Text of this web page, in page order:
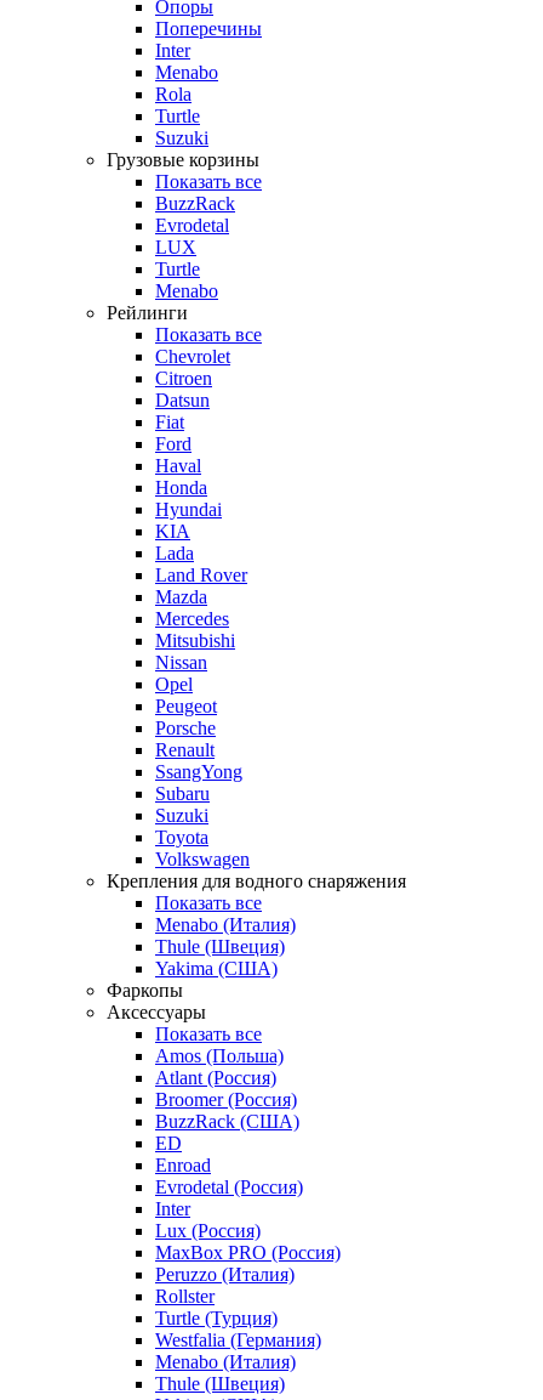
Опоры
Поперечины
Inter
Menabo
Rola
Turtle
Suzuki
Грузовые корзины
Показать все
BuzzRack
Evrodetal
LUX
Turtle
Menabo
Рейлинги
Показать все
Chevrolet
Citroen
Datsun
Fiat
Ford
Haval
Honda
Hyundai
KIA
Lada
Land Rover
Mazda
Mercedes
Mitsubishi
Nissan
Opel
Peugeot
Porsche
Renault
SsangYong
Subaru
Suzuki
Toyota
Volkswagen
Крепления для водного снаряжения
Показать все
Menabo (Италия)
Thule (Швеция)
Yakima (США)
Фаркопы
Аксессуары
Показать все
Amos (Польша)
Atlant (Россия)
Broomer (Россия)
BuzzRack (США)
ED
Enroad
Evrodetal (Россия)
Inter
Lux (Россия)
MaxBox PRO (Россия)
Peruzzo (Италия)
Rollster
Turtle (Турция)
Westfalia (Германия)
Menabo (Италия)
Thule (Швеция)